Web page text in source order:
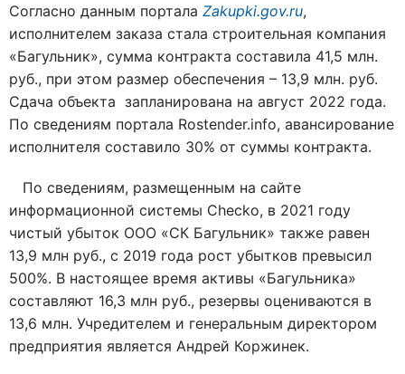
Согласно данным портала Zakupki.gov.ru,
исполнителем заказа стала строительная компания
«Багульник», сумма контракта составила 41,5 млн.
руб., при этом размер обеспечения – 13,9 млн. руб.
Сдача объекта запланирована на август 2022 года.
По сведениям портала Rostender.info, авансирование
исполнителя составило 30% от суммы контракта.
По сведениям, размещенным на сайте
информационной системы Сhecko, в 2021 году
чистый убыток ООО «СК Багульник» также равен
13,9 млн руб., с 2019 года рост убытков превысил
500%. В настоящее время активы «Багульника»
составляют 16,3 млн руб., резервы оцениваются в
13,6 млн. Учредителем и генеральным директором
предприятия является Андрей Коржинек.